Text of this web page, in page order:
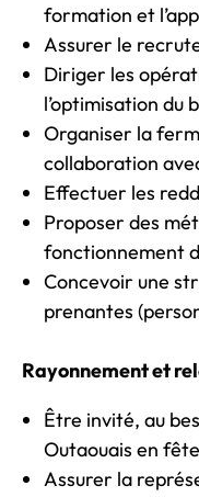
formation et
Assurer le
Diriger les
l’optimisation du
Organiser la
collaboration
Effectuer les
Proposer des
fonctionnement
Concevoir une
prenantes
Rayonnement et
Être invité, au
Outaouais en
Assurer la